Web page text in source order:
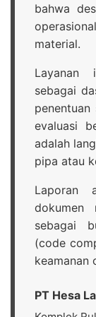
bahwa
material.
Layanan
sebagai
evaluasi
adalah
pipa atau
Laporan
dokumen
sebagai
(code
keamanan
PT Hesa